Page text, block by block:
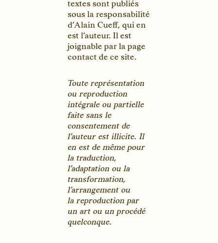
Toute représentation
ou reproduction
intégrale ou partielle
faite sans le
consentement de
l’auteur est illicite. Il
l’adaptation ou la
transformation,
l’arrangement ou
la reproduction par
un art ou un procédé
quelconque.
Les textes sont composés en Elt
Times Serif et Times Sans
(caractères issus du programme
typographique Ensad Lab Type
de l’École nationale supérieure
des arts décoratifs, Paris).
Confidentialité des données : le
Alain Cueff ne récolte
aucune donnée personnelle. Les